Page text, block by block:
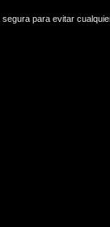
para evitar